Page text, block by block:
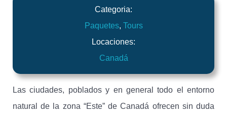
Categoria:
Paquetes, Tours
Locaciones:
Canadá
Las ciudades, poblados y en general todo el entorno
natural de la zona “Este” de Canadá ofrecen sin duda